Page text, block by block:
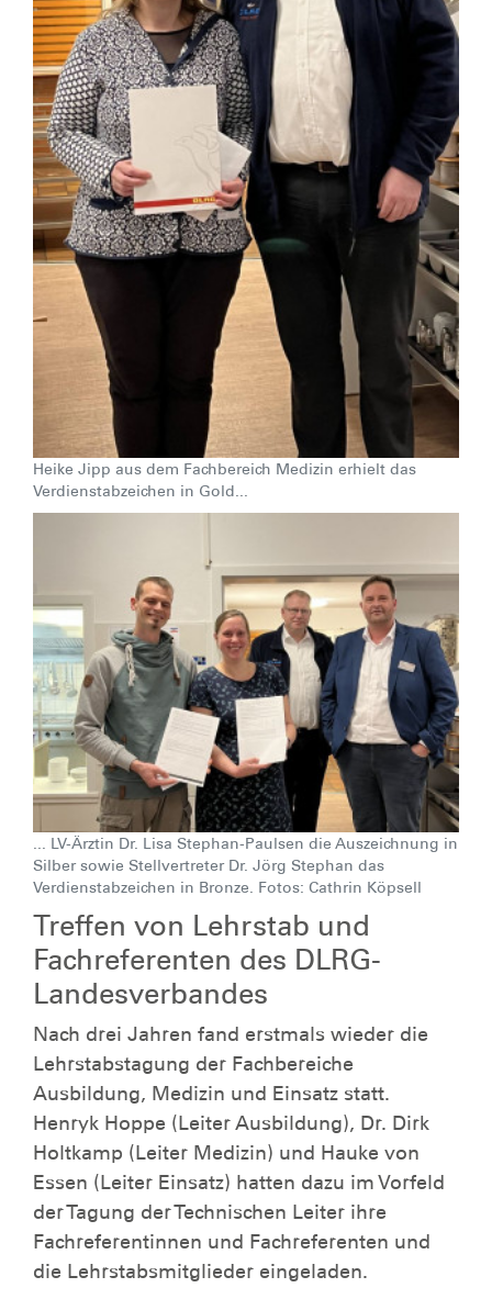
Heike Jipp aus dem Fachbereich Medizin erhielt das
Verdienstabzeichen in Gold...
... LV-Ärztin Dr. Lisa Stephan-Paulsen die Auszeichnung in
Silber sowie Stellvertreter Dr. Jörg Stephan das
Verdienstabzeichen in Bronze. Fotos: Cathrin Köpsell
Treffen von Lehrstab und
Fachreferenten des DLRG-
Landesverbandes
Nach drei Jahren fand erstmals wieder die
Lehrstabstagung der Fachbereiche
Ausbildung, Medizin und Einsatz statt.
Henryk Hoppe (Leiter Ausbildung), Dr. Dirk
Holtkamp (Leiter Medizin) und Hauke von
Essen (Leiter Einsatz) hatten dazu im Vorfeld
der Tagung der Technischen Leiter ihre
Fachreferentinnen und Fachreferenten und
die Lehrstabsmitglieder eingeladen.